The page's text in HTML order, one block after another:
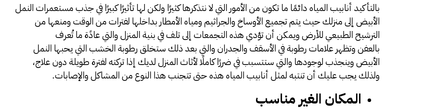
بالتأكيد أنابيب المياه دائمًا ما تكون من الأمور التي لا نتذكرها كثيرًا ولكن لها تأثيرًا كبيرًا في جذب مستعمرات النمل
الأبيض إلى منزلك حيث يتم تجميع الأوساخ والجراثيم ومياه الأمطار بداخلها لفترات من الوقت ومنعها من
الترشيح الطبيعي للأرض ويمكن أن تؤدي هذه التجمعات إلى تلف في بنية المنزل والتي عادًة ما تُعرف
بالعفن وتظهر علامات رطوبة في الأسقف والجدران والتي بعد ذلك ستخلق رطوبة الخشب التي يحبها النمل
الأبيض وينجذب لوجودها والتي ستتسبب في ضررًا كاملًا لأثاث المنزل لديك إذا تركته لفترة طويلة دون علاج،
ولذلك يجب عليك أن تنتبه لمثل أنابيب المياه هذه حتى تتجنب هذا النوع من المشاكل والإصابات.
المكان الغير مناسب